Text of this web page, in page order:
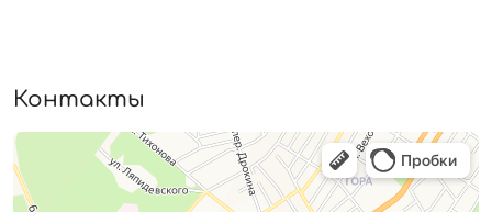
Контакты